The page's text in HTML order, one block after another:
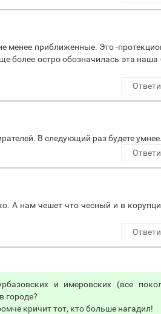
менее приближенные. Это -
более остро обозначилась эта наша
В следующий раз будете умнее.
А нам чешет что чесный и в
и имеровских (все
городе?
кричит тот, кто больше нагадил!